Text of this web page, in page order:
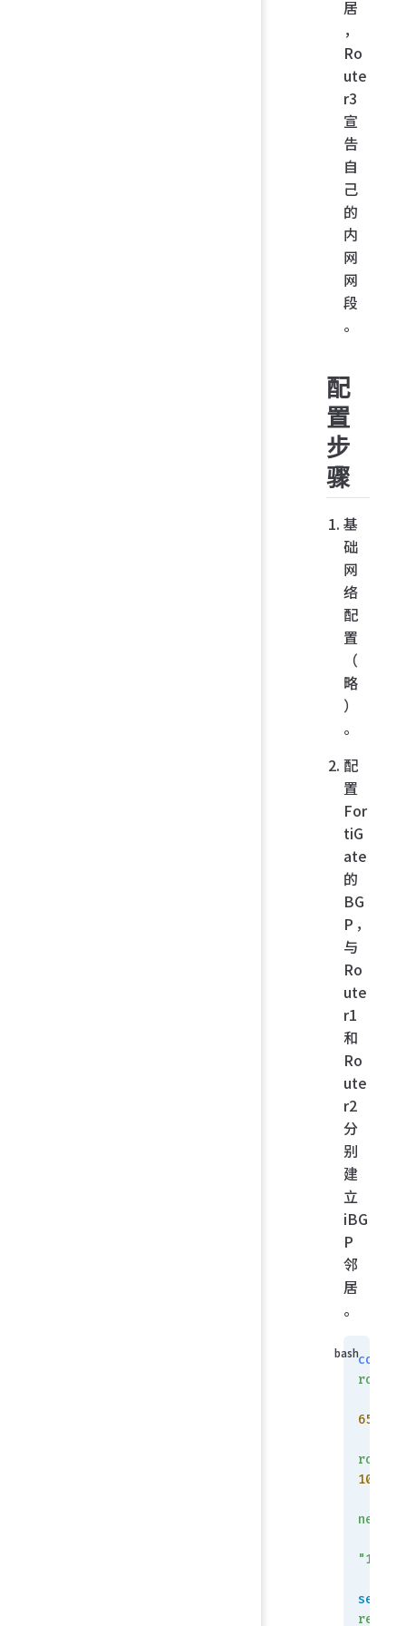
居
，
Ro
ute
r3
宣
告
自
己
的
内
网
网
段
。
配
置
步
骤
基
础
网
络
配
置
（
略
）
。
配
置
For
tiG
ate
的
BG
P，
与
Ro
ute
r1
和
Ro
ute
r2
分
别
建
立
iBG
P
邻
居
。
config
router
65001
set